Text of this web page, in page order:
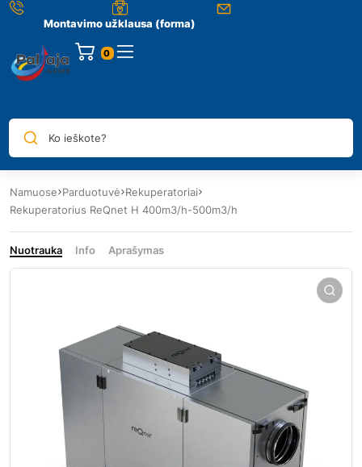
Montavimo užklausa (forma)
0
Ko ieškote?
Namuose Parduotuvė Rekuperatoriai
Rekuperatorius ReQnet H 400m3/h-500m3/h
Nuotrauka Info Aprašymas